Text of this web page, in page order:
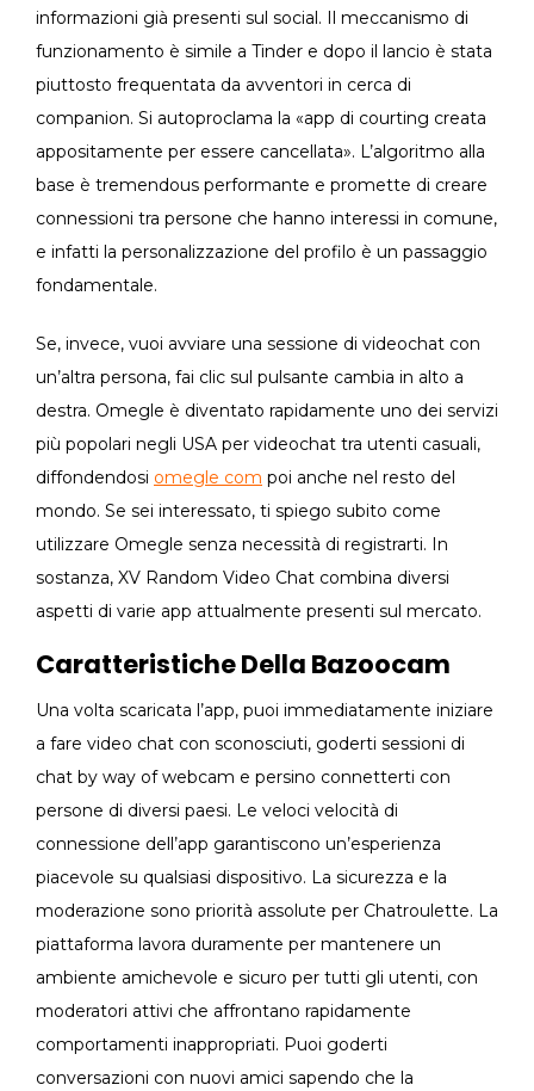
informazioni già presenti sul social. Il meccanismo di
funzionamento è simile a Tinder e dopo il lancio è stata
piuttosto frequentata da avventori in cerca di
companion. Si autoproclama la «app di courting creata
appositamente per essere cancellata». L’algoritmo alla
base è tremendous performante e promette di creare
connessioni tra persone che hanno interessi in comune,
e infatti la personalizzazione del profilo è un passaggio
fondamentale.
Se, invece, vuoi avviare una sessione di videochat con
un’altra persona, fai clic sul pulsante cambia in alto a
destra. Omegle è diventato rapidamente uno dei servizi
più popolari negli USA per videochat tra utenti casuali,
diffondendosi omegle com poi anche nel resto del
mondo. Se sei interessato, ti spiego subito come
utilizzare Omegle senza necessità di registrarti. In
sostanza, XV Random Video Chat combina diversi
aspetti di varie app attualmente presenti sul mercato.
Caratteristiche Della Bazoocam
Una volta scaricata l’app, puoi immediatamente iniziare
a fare video chat con sconosciuti, goderti sessioni di
chat by way of webcam e persino connetterti con
persone di diversi paesi. Le veloci velocità di
connessione dell’app garantiscono un’esperienza
piacevole su qualsiasi dispositivo. La sicurezza e la
moderazione sono priorità assolute per Chatroulette. La
piattaforma lavora duramente per mantenere un
ambiente amichevole e sicuro per tutti gli utenti, con
moderatori attivi che affrontano rapidamente
comportamenti inappropriati. Puoi goderti
conversazioni con nuovi amici sapendo che la